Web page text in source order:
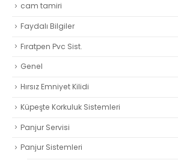
cam tamiri
Faydalı Bilgiler
Fıratpen Pvc Sist.
Genel
Hırsız Emniyet Kilidi
Küpeşte Korkuluk Sistemleri
Panjur Servisi
Panjur Sistemleri